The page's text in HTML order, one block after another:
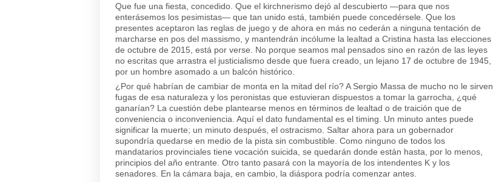
Que fue una fiesta, concedido. Que el kirchnerismo dejó al descubierto —para que nos
enterásemos los pesimistas— que tan unido está, también puede concedérsele. Que los
presentes aceptaron las reglas de juego y de ahora en más no cederán a ninguna tentación de
marcharse en pos del massismo, y mantendrán incólume la lealtad a Cristina hasta las elecciones
de octubre de 2015, está por verse. No porque seamos mal pensados sino en razón de las leyes
no escritas que arrastra el justicialismo desde que fuera creado, un lejano 17 de octubre de 1945,
por un hombre asomado a un balcón histórico.
¿Por qué habrían de cambiar de monta en la mitad del río? A Sergio Massa de mucho no le sirven
fugas de esa naturaleza y los peronistas que estuvieran dispuestos a tomar la garrocha, ¿qué
ganarían? La cuestión debe plantearse menos en términos de lealtad o de traición que de
conveniencia o inconveniencia. Aquí el dato fundamental es el timing. Un minuto antes puede
significar la muerte; un minuto después, el ostracismo. Saltar ahora para un gobernador
supondría quedarse en medio de la pista sin combustible. Como ninguno de todos los
mandatarios provinciales tiene vocación suicida, se quedarán donde están hasta, por lo menos,
principios del año entrante. Otro tanto pasará con la mayoría de los intendentes K y los
senadores. En la cámara baja, en cambio, la diáspora podría comenzar antes.